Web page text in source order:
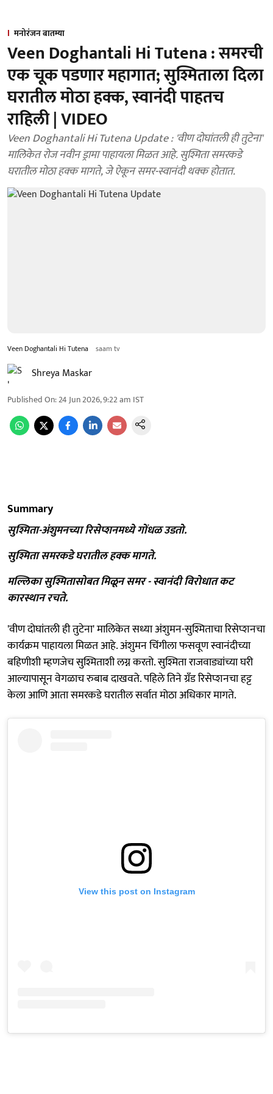
मनोरंजन बातम्या
Veen Doghantali Hi Tutena : समरची
एक चूक पडणार महागात; सुश्मिताला दिला
घरातील मोठा हक्क, स्वानंदी पाहतच
राहिली | VIDEO
Veen Doghantali Hi Tutena Update : 'वीण दोघांतली ही तुटेना'
मालिकेत रोज नवीन ड्रामा पाहायला मिळत आहे. सुश्मिता समरकडे
घरातील मोठा हक्क मागते, जे ऐकून समर-स्वानंदी थक्क होतात.
Veen Doghantali Hi Tutena saam tv
Shreya Maskar
Published On:24 Jun 2026, 9:22 am IST
Summary
सुश्मिता-अंशुमनच्या रिसेप्शनमध्ये गोंधळ उडतो.
सुश्मिता समरकडे घरातील हक्क मागते.
मल्लिका सुश्मितासोबत मिळून समर - स्वानंदी विरोधात कट
कारस्थान रचते.
'वीण दोघांतली ही तुटेना' मालिकेत सध्या अंशुमन-सुश्मिताचा रिसेप्शनचा
कार्यक्रम पाहायला मिळत आहे. अंशुमन चिंगीला फसवूण स्वानंदीच्या
बहिणीशी म्हणजेच सुश्मिताशी लग्न करतो. सुश्मिता राजवाड्यांच्या घरी
आल्यापासून वेगळाच रुबाब दाखवते. पहिले तिने ग्रँड रिसेप्शनचा हट्ट
केला आणि आता समरकडे घरातील सर्वात मोठा अधिकार मागते.
View this post on Instagram